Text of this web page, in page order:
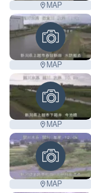
MAP
MAP
MAP
MAP